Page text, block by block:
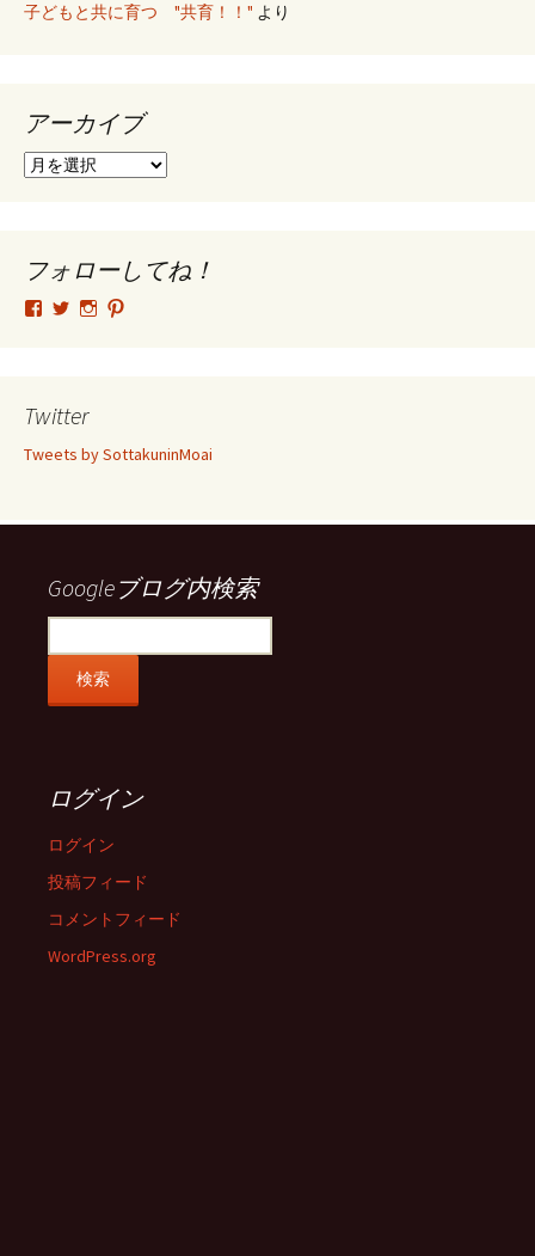
子どもと共に育つ "共育！！" より
アーカイブ
ア
ブ
フォローしてね！
tsutomu.hattori.33
フ
ー
SottakuninMoai
フ
ー
tsutomu.hattori.33
ー ー
示
Twitter
Tweets by SottakuninMoai
Googleブログ内検索
ログイン
ログイン
投稿フィード
コメントフィード
WordPress.org